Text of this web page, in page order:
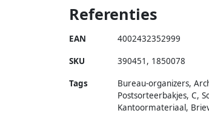
Referenties
EAN 4002432352999
SKU 390451 , 1850078
Tags
Bureau-organizers,
Postsorteerbakjes, C,
Kantoormateriaal,